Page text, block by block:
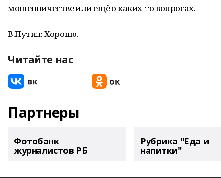
мошенничестве или ещё о каких-то вопросах.
В.Путин: Хорошо.
Читайте нас
Партнеры
Фотобанк
журналистов РБ
Рубрика "Еда и
напитки"